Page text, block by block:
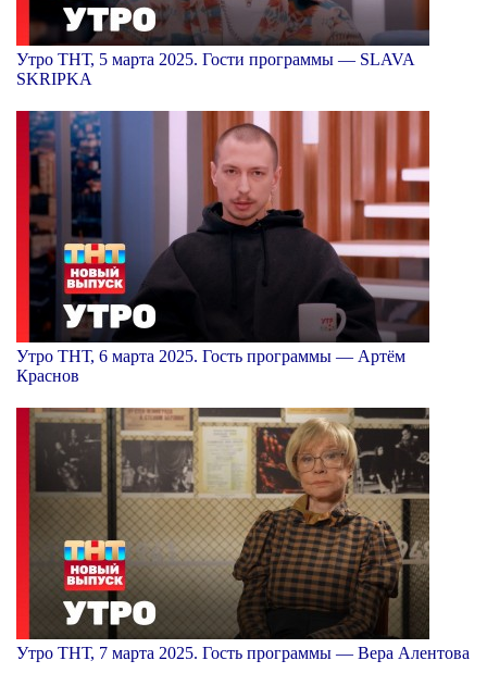
Утро ТНТ, 5 марта 2025. Гости программы — SLAVA
SKRIPKA
Утро ТНТ, 6 марта 2025. Гость программы — Артём
Краснов
Утро ТНТ, 7 марта 2025. Гость программы — Вера Алентова